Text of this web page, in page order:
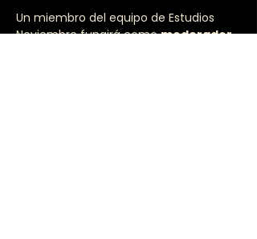
Un miembro del equipo de Estudios
Noviembre fungirá como moderador,